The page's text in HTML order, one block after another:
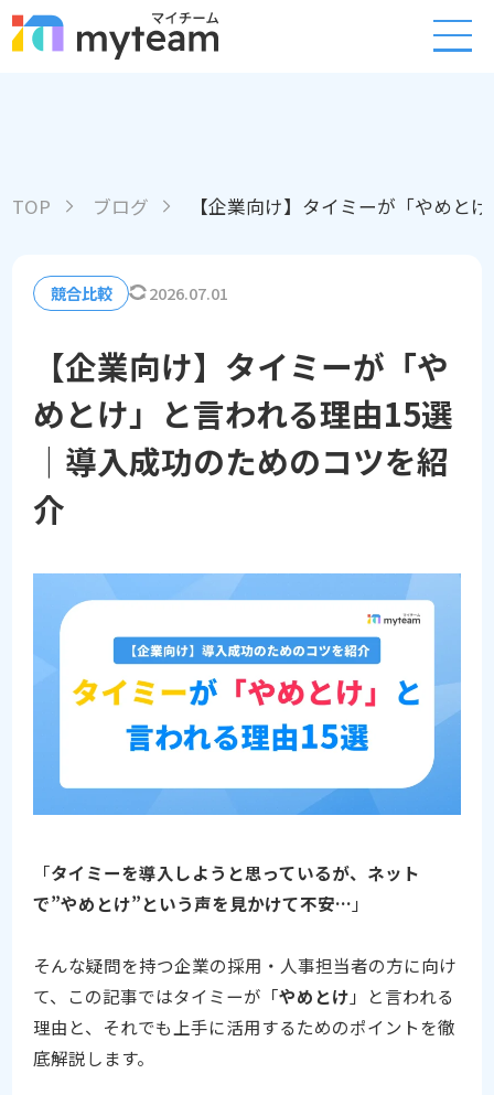
TOP ブログ 【企業向け】タイミーが「やめと
競合比較 2026.07.01
【企業向け】タイミーが「や
めとけ」と言われる理由15選
｜導入成功のためのコツを紹
介
「タイミーを導入しようと思っているが、ネット
で”やめとけ”という声を見かけて不安… 」
そんな疑問を持つ企業の採用・人事担当者の方に向け
て、この記事ではタイミーが「やめとけ 」と言われる
理由と、それでも上手に活用するためのポイントを徹
底解説します。